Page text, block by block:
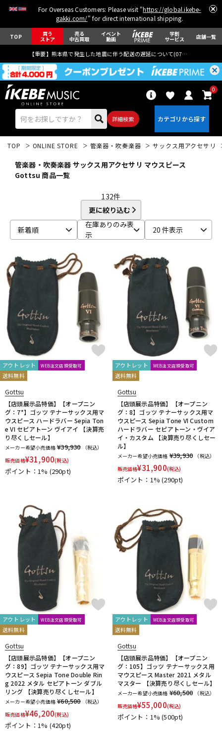
For Overseas Customers: Please visit "https://global.ikebe-
gakki.com/" for direct international shipping.
TOP 買う
ストア
売る
中古買取
イベント
動画
学割
サービス 店舗一覧
【重要】熊本県で発生した地震に伴う配送の遅延について(07月29日
詳細検索
0
ベース ウクレレ
ドラム パーカッション
キーボード 電子ピアノ
管楽器 その他楽器
DJ機器 DTM
DTM オンライン納品 レコーディング機器
中古 ヴィンテージ
TOP ONLINE STORE 管楽器・吹奏楽器 サックス用アクセサリ
管楽器・吹奏楽器 サックス用アクセサリ マウスピース
Gottsu 商品一覧
132件
更に絞り込む
新着順
在庫ありのみ表
示
20 件表示
アウトレット WEB注文店頭受取可
送料無料
Gottsu
【店頭展示品特価】【オープニン
グ：7*】ゴッツ テナーサックス用マ
ウスピース ハードラバー Sepia Ton
e VI セピアトーン ヴイアイ 【決算売
り尽くしセール】
メーカー希望小売価格 ¥39,930
（税込）
販売価格¥31,900(税込)
ポイント：1% (290pt)
アウトレット WEB注文店頭受取可
送料無料
Gottsu
【店頭展示品特価】【オープニン
グ：8】ゴッツ テナーサックス用マ
ウスピース Sepia Tone VI Custom
ハードラバー セピアトーン・ヴイア
イ・カスタム 【決算売り尽くしセー
ル】
メーカー希望小売価格 ¥39,930
（税込）
販売価格¥31,900(税込)
ポイント：1%(290pt)
アウトレット WEB注文店頭受取可
送料無料
Gottsu
【店頭展示品特価】【オープニン
グ：89】ゴッツ テナーサックス用マ
ウスピース Sepia Tone Double Rin
g 2022 メタル セピアトーン ダブル
リング 【決算売り尽くしセール】
メーカー希望小売価格 ¥60,500
（税込）
販売価格¥46,200(税込)
ポイント：1% (420pt)
アウトレット WEB注文店頭受取可
送料無料
Gottsu
【店頭展示品特価】【オープニン
グ：105】ゴッツ テナーサックス用
マウスピース Master 2021 メタル
マスター 【決算売り尽くしセール】
メーカー希望小売価格 ¥60,500
（税込）
販売価格¥55,000(税込)
ポイント：1%(500pt)